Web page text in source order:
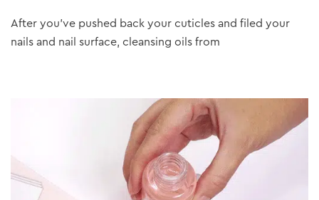
After you’ve pushed back your cuticles and filed your
nails and nail surface, cleansing oils from